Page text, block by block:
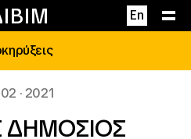
En
02 · 2021
ΔΗΜΟΣΙΟΣ